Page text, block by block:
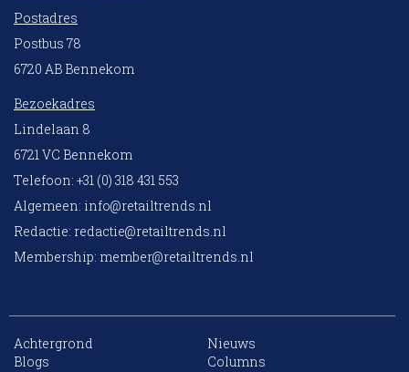
Postadres
Postbus 78
6720 AB Bennekom
Bezoekadres
Lindelaan 8
6721 VC Bennekom
Telefoon: +31 (0) 318 431 553
Algemeen: info@retailtrends.nl
Redactie: redactie@retailtrends.nl
Membership: member@retailtrends.nl
Achtergrond
Nieuws
Blogs
Columns
10 collega’s